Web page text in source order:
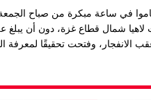
في ساعة مبكرة من صباح الجمعة
لاهيا شمال قطاع غزة، دون أن يبلغ
الانفجار، وفتحت تحقيقًا لمعرفة